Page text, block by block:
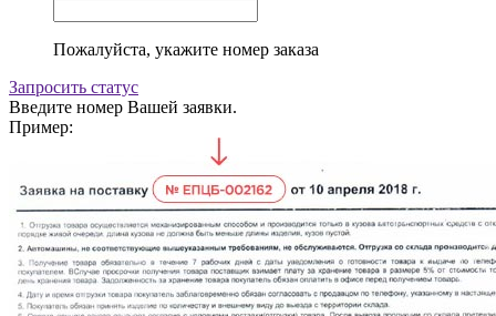
Пожалуйста, укажите номер заказа
Запросить статус
Введите номер Вашей заявки.
Пример: